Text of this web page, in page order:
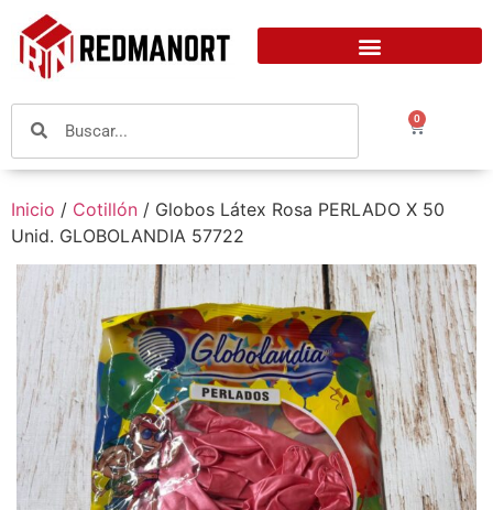
0
Inicio / Cotillón / Globos Látex Rosa PERLADO X 50
Unid. GLOBOLANDIA 57722